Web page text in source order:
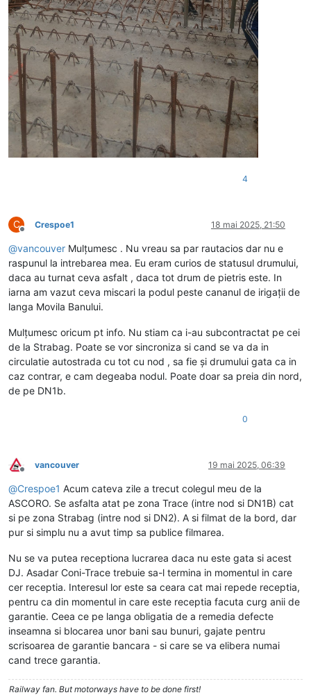
4
C
Deconectat
Crespoe1 18 mai 2025, 21:50
@vancouver Mulțumesc . Nu vreau sa par rautacios dar nu e
raspunul la intrebarea mea. Eu eram curios de statusul drumului,
daca au turnat ceva asfalt , daca tot drum de pietris este. In
iarna am vazut ceva miscari la podul peste cananul de irigații de
langa Movila Banului.
Mulțumesc oricum pt info. Nu stiam ca i-au subcontractat pe cei
de la Strabag. Poate se vor sincroniza si cand se va da in
circulatie autostrada cu tot cu nod , sa fie și drumului gata ca in
caz contrar, e cam degeaba nodul. Poate doar sa preia din nord,
de pe DN1b.
0
Deconectat
vancouver 19 mai 2025, 06:39
@Crespoe1 Acum cateva zile a trecut colegul meu de la
ASCORO. Se asfalta atat pe zona Trace (intre nod si DN1B) cat
si pe zona Strabag (intre nod si DN2). A si filmat de la bord, dar
pur si simplu nu a avut timp sa publice filmarea.
Nu se va putea receptiona lucrarea daca nu este gata si acest
DJ. Asadar Coni-Trace trebuie sa-l termina in momentul in care
cer receptia. Interesul lor este sa ceara cat mai repede receptia,
pentru ca din momentul in care este receptia facuta curg anii de
garantie. Ceea ce pe langa obligatia de a remedia defecte
inseamna si blocarea unor bani sau bunuri, gajate pentru
scrisoarea de garantie bancara - si care se va elibera numai
cand trece garantia.
Railway fan. But motorways have to be done first!